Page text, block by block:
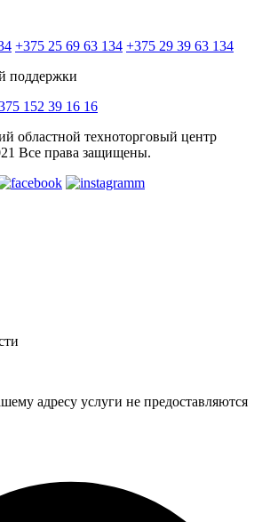
+375 25 69 63 134 +375 29 39 63 134
поддержки
152 39 16 16
областной техноторговый центр
Все права защищены.
адресу услуги не предоставляются